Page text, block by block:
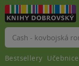
Vyhledávání
Bestsellery Učebnice